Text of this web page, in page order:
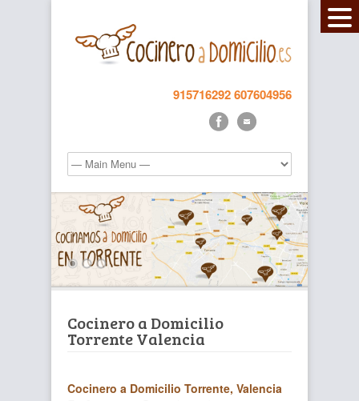
915716292607604956
Cocinero a Domicilio
Torrente Valencia
Cocinero a Domicilio Torrente, Valencia